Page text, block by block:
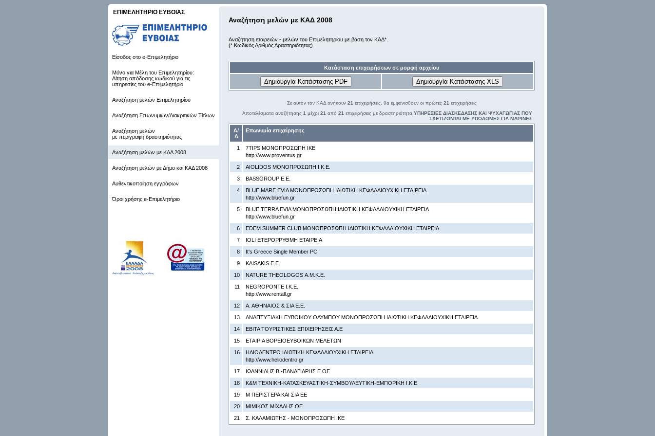
ΕΠΙΜΕΛΗΤΗΡΙΟ ΕΥΒΟΙΑΣ
Είσοδος στο e-Επιμελητήριο
Μόνο για Μέλη του Επιμελητηρίου:
Αίτηση απόδοσης κωδικού για τις
υπηρεσίες του e-Επιμελητήριο
Αναζήτηση μελών Επιμελητηρίου
Αναζήτηση Επωνυμιών/Διακριτικών Τίτλων
Αναζήτηση μελών
με περιγραφή δραστηριότητας
Αναζήτηση μελών με ΚΑΔ 2008
Αναζήτηση μελών με Δήμο και ΚΑΔ 2008
Αυθεντικοποίηση εγγράφων
Όροι χρήσης e-Επιμελητήριο
Αναζήτηση μελών με ΚΑΔ 2008
Αναζήτηση εταιρειών - μελών του Επιμελητηρίου με βάση τον ΚΑΔ*.
(* Κωδικός Αριθμός Δραστηριότητας)
Κατάσταση επιχειρήσεων σε μορφή αρχείου
Σε αυτόν τον ΚΑΔ ανήκουν 21 επιχειρήσεις, θα εμφανισθούν οι πρώτες 21 επιχειρήσεις
Αποτελέσματα αναζήτησης 1 μέχρι 21 από 21 επιχειρήσεις με δραστηριότητα ΥΠΗΡΕΣΙΕΣ ΔΙΑΣΚΕΔΑΣΗΣ ΚΑΙ ΨΥΧΑΓΩΓΙΑΣ ΠΟΥ
ΣΧΕΤΙΖΟΝΤΑΙ ΜΕ ΥΠΟΔΟΜΕΣ ΓΙΑ ΜΑΡΙΝΕΣ
Α/
Α
Επωνυμία επιχείρησης
1
7TIPS ΜΟΝΟΠΡΟΣΩΠΗ ΙΚΕ
http://www.proventus.gr
2
AIOLIDOS ΜΟΝΟΠΡΟΣΩΠΗ Ι.Κ.Ε.
3
BASSGROUP Ε.Ε.
4
BLUE MARE EVIA ΜΟΝΟΠΡΟΣΩΠΗ ΙΔΙΩΤΙΚΗ ΚΕΦΑΛΑΙΟΥΧΙΚΗ ΕΤΑΙΡΕΙΑ
http://www.bluefun.gr
5
BLUE TERRA EVIA ΜΟΝΟΠΡΟΣΩΠΗ ΙΔΙΩΤΙΚΗ ΚΕΦΑΛΑΙΟΥΧΙΚΗ ΕΤΑΙΡΕΙΑ
http://www.bluefun.gr
6
EDEM SUMMER CLUB ΜΟΝΟΠΡΟΣΩΠΗ ΙΔΙΩΤΙΚΗ ΚΕΦΑΛΑΙΟΥΧΙΚΗ ΕΤΑΙΡΕΙΑ
7
IOLI ΕΤΕΡΟΡΡΥΘΜΗ ΕΤΑΙΡΕΙΑ
8
It's Greece Single Member PC
9
KAISAKIS Ε.Ε.
10
NATURE THEOLOGOS Α.Μ.Κ.Ε.
11
NEGROPONTE Ι.Κ.Ε.
http://www.rentall.gr
12
Α. ΑΘΗΝΑΙΟΣ & ΣΙΑ Ε.Ε.
13
ΑΝΑΠΤΥΞΙΑΚΗ ΕΥΒΟΙΚΟΥ ΟΛΥΜΠΟΥ ΜΟΝΟΠΡΟΣΩΠΗ ΙΔΙΩΤΙΚΗ ΚΕΦΑΛΑΙΟΥΧΙΚΗ ΕΤΑΙΡΕΙΑ
14
ΕΒΙΤΑ ΤΟΥΡΙΣΤΙΚΕΣ ΕΠΙΧΕΙΡΗΣΕΙΣ Α.Ε
15
ΕΤΑΙΡΙΑ ΒΟΡΕΙΟΕΥΒΟΙΚΩΝ ΜΕΛΕΤΩΝ
16
ΗΛΙΟΔΕΝΤΡΟ ΙΔΙΩΤΙΚΗ ΚΕΦΑΛΑΙΟΥΧΙΚΗ ΕΤΑΙΡΕΙΑ
http://www.heliodentro.gr
17
ΙΩΑΝΝΙΔΗΣ Β.-ΠΑΝΑΓΙΑΡΗΣ Ε.ΟΕ
18
Κ&Μ ΤΕΧΝΙΚΗ-ΚΑΤΑΣΚΕΥΑΣΤΙΚΗ-ΣΥΜΒΟΥΛΕΥΤΙΚΗ-ΕΜΠΟΡΙΚΗ Ι.Κ.Ε.
19
Μ ΠΕΡΙΣΤΕΡΑ ΚΑΙ ΣΙΑ ΕΕ
20
ΜΙΜΙΚΟΣ ΜΙΧΑΛΗΣ ΟΕ
21
Σ. ΚΑΛΑΜΙΩΤΗΣ - ΜΟΝΟΠΡΟΣΩΠΗ ΙΚΕ